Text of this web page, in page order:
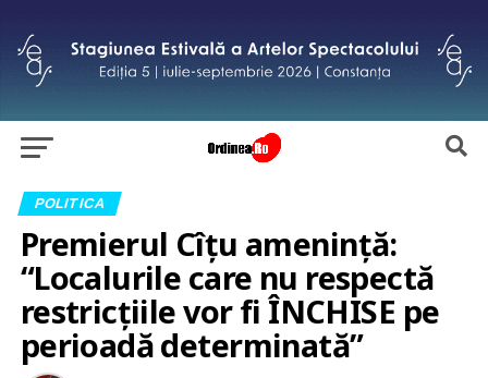
POLITICA
Premierul Cîțu amenință:
“Localurile care nu respectă
restricțiile vor fi ÎNCHISE pe
perioadă determinată”